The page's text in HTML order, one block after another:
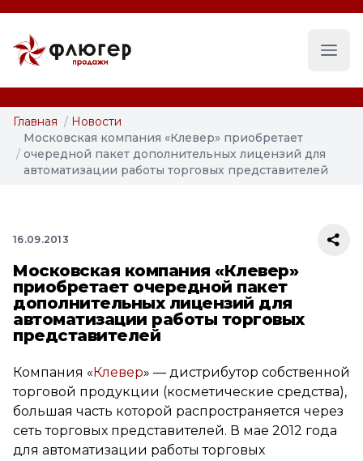
Главная / Новости
/
Московская компания «Клевер» приобретает
очередной пакет дополнительных лицензий для
автоматизации работы торговых представителей
16.09.2013
Московская компания «Клевер»
приобретает очередной пакет
дополнительных лицензий для
автоматизации работы торговых
представителей
Компания «Клевер» — дистрибутор собственной
торговой продукции (косметические средства),
большая часть которой распространяется через
сеть торговых представителей. В мае 2012 года
для автоматизации работы торговых